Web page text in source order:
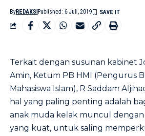
ByREDAKSI Published: 6 Juli, 2019
Terkait dengan susunan kabinet
Amin, Ketum PB HMI (Pengurus
Mahasiswa Islam), R Saddam
hal yang paling penting adalah
anak muda kelak muncul dengan
yang kuat, untuk saling